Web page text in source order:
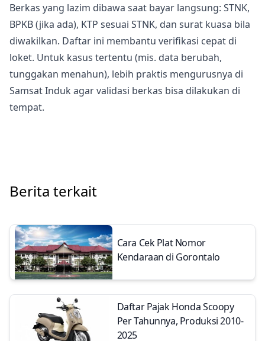
Berkas yang lazim dibawa saat bayar langsung: STNK,
BPKB (jika ada), KTP sesuai STNK, dan surat kuasa bila
diwakilkan. Daftar ini membantu verifikasi cepat di
loket. Untuk kasus tertentu (mis. data berubah,
tunggakan menahun), lebih praktis mengurusnya di
Samsat Induk agar validasi berkas bisa dilakukan di
tempat.
Berita terkait
Cara Cek Plat Nomor
Kendaraan di Gorontalo
Daftar Pajak Honda Scoopy
Per Tahunnya, Produksi 2010-
2025